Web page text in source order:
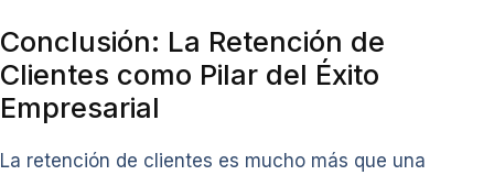
Conclusión: La Retención de
Clientes como Pilar del Éxito
Empresarial
La retención de clientes es mucho más que una